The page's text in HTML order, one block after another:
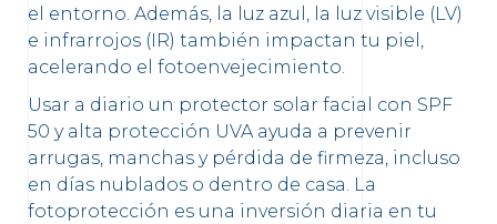
el entorno. Además, la luz azul, la luz visible (LV)
e infrarrojos (IR) también impactan tu piel,
acelerando el fotoenvejecimiento.
Usar a diario un protector solar facial con SPF
50 y alta protección UVA ayuda a prevenir
arrugas, manchas y pérdida de firmeza, incluso
en días nublados o dentro de casa. La
fotoprotección es una inversión diaria en tu